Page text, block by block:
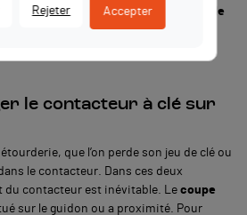
bike. L’intérêt d’uncoupe contact de
enlever la clé et ainsi sécuriser le pit
efficace.
le contacteur à clé sur
que l’on perde son jeu de clé ou
le contacteur. Dans ces deux
du contacteur est inévitable. Le coupe
sur le guidon ou a proximité. Pour
Rejeter Accepter